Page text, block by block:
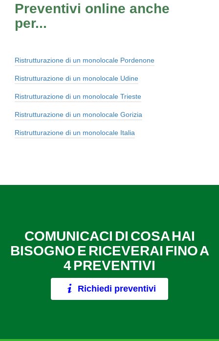
Preventivi online anche
per...
Ristrutturazione di un monolocale Pordenone
Ristrutturazione di un monolocale Udine
Ristrutturazione di un monolocale Trieste
Ristrutturazione di un monolocale Gorizia
Ristrutturazione di un monolocale Italia
COMUNICACI DI COSA HAI
BISOGNO E RICEVERAI FINO A
4 PREVENTIVI
Richiedi preventivi